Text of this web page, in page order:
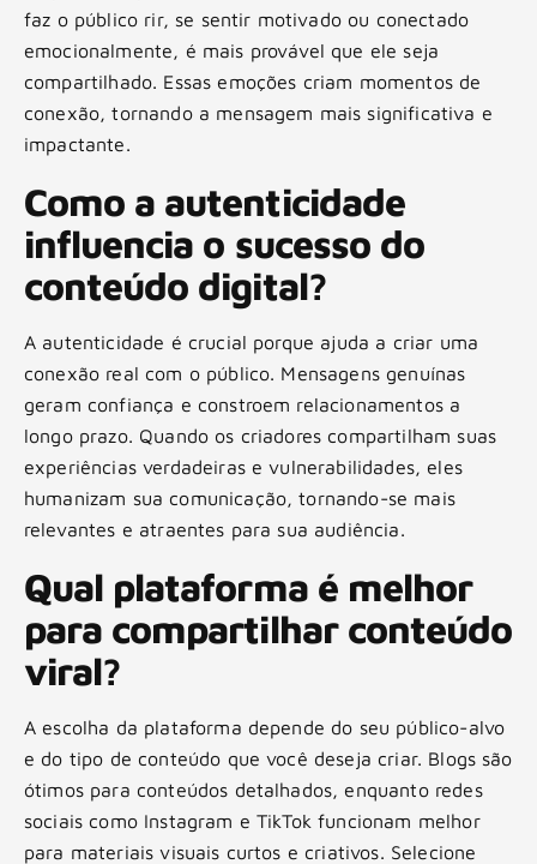
faz o público rir, se sentir motivado ou conectado
emocionalmente, é mais provável que ele seja
compartilhado. Essas emoções criam momentos de
conexão, tornando a mensagem mais significativa e
impactante.
Como a autenticidade
influencia o sucesso do
conteúdo digital?
A autenticidade é crucial porque ajuda a criar uma
conexão real com o público. Mensagens genuínas
geram confiança e constroem relacionamentos a
longo prazo. Quando os criadores compartilham suas
experiências verdadeiras e vulnerabilidades, eles
humanizam sua comunicação, tornando-se mais
relevantes e atraentes para sua audiência.
Qual plataforma é melhor
para compartilhar conteúdo
viral?
A escolha da plataforma depende do seu público-alvo
e do tipo de conteúdo que você deseja criar. Blogs são
ótimos para conteúdos detalhados, enquanto redes
sociais como Instagram e TikTok funcionam melhor
para materiais visuais curtos e criativos. Selecione